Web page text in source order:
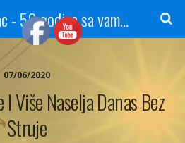
Radio Gradačac - 56 godina sa vama...
07/06/2020
Više Naselja Danas Bez
Struje